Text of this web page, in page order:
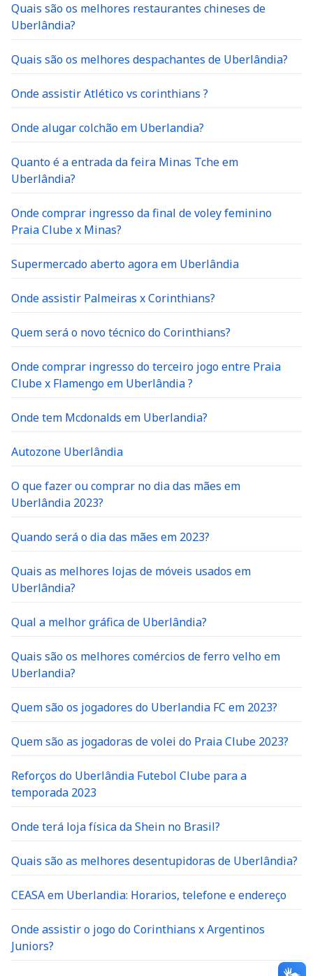
Quais são os melhores restaurantes chineses de
Uberlândia?
Quais são os melhores despachantes de Uberlândia?
Onde assistir Atlético vs corinthians ?
Onde alugar colchão em Uberlandia?
Quanto é a entrada da feira Minas Tche em
Uberlândia?
Onde comprar ingresso da final de voley feminino
Praia Clube x Minas?
Supermercado aberto agora em Uberlândia
Onde assistir Palmeiras x Corinthians?
Quem será o novo técnico do Corinthians?
Onde comprar ingresso do terceiro jogo entre Praia
Clube x Flamengo em Uberlândia ?
Onde tem Mcdonalds em Uberlandia?
Autozone Uberlândia
O que fazer ou comprar no dia das mães em
Uberlândia 2023?
Quando será o dia das mães em 2023?
Quais as melhores lojas de móveis usados em
Uberlândia?
Qual a melhor gráfica de Uberlândia?
Quais são os melhores comércios de ferro velho em
Uberlandia?
Quem são os jogadores do Uberlandia FC em 2023?
Quem são as jogadoras de volei do Praia Clube 2023?
Reforços do Uberlândia Futebol Clube para a
temporada 2023
Onde terá loja física da Shein no Brasil?
Quais são as melhores desentupidoras de Uberlândia?
CEASA em Uberlandia: Horarios, telefone e endereço
Onde assistir o jogo do Corinthians x Argentinos
Juniors?